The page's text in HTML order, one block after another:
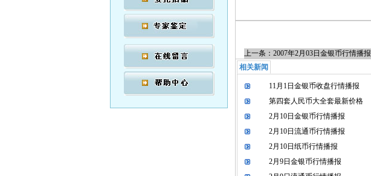
上一条： 2007年2月03日金银币行情播报
相关新闻
11月1日金银币收盘行情播报
第四套人民币大全套最新价格
2月10日金银币行情播报
2月10日流通币行情播报
2月10日纸币行情播报
2月9日金银币行情播报